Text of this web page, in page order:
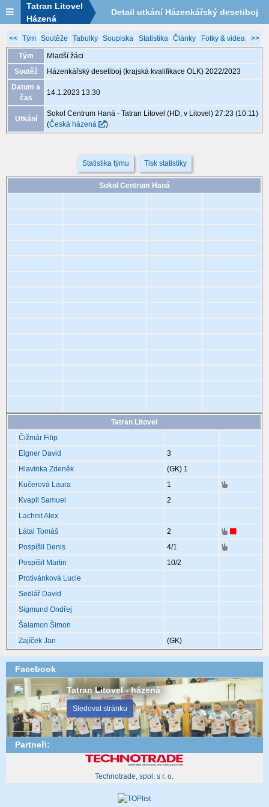
Tatran Litovel
Házená
Detail utkání Házenkářský desetiboj
(krajská kvalifikace OLK) 2022/2023,
<< Tým Soutěže Tabulky Soupiska Statistika Články Fotky & videa >>
Tým
Mladší žáci
Soutěž
Házenkářský desetiboj (krajská kvalifikace OLK) 2022/2023
Datum a
čas
14.1.2023 13:30
Utkání
Sokol Centrum Haná - Tatran Litovel (HD, v Litovel) 27:23 (10:11)
(Česká házená )
Statistika týmu Tisk statistiky
Sokol Centrum Haná
Tatran Litovel
Čižmár Filip
Elgner David
3
Hlavinka Zdeněk
(GK) 1
Kučerová Laura
1
Kvapil Samuel
2
Lachnit Alex
Látal Tomáš
2
Pospíšil Denis
4/1
Pospíšil Martin
10/2
Protivánková Lucie
Sedlář David
Sigmund Ondřej
Šalamon Šimon
Zajíček Jan
(GK)
Facebook
Tatran Litovel - házená
Sledovat stránku
Partneři:
Technotrade, spol. s r. o.